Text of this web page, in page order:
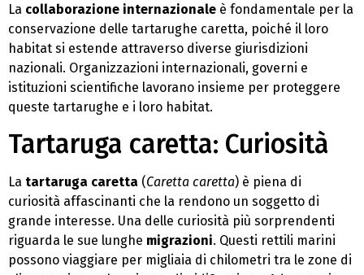
La collaborazione internazionale è fondamentale per la
conservazione delle tartarughe caretta, poiché il loro
habitat si estende attraverso diverse giurisdizioni
nazionali. Organizzazioni internazionali, governi e
istituzioni scientifiche lavorano insieme per proteggere
queste tartarughe e i loro habitat.
Tartaruga caretta: Curiosità
La tartaruga caretta (Caretta caretta) è piena di
curiosità affascinanti che la rendono un soggetto di
grande interesse. Una delle curiosità più sorprendenti
riguarda le sue lunghe migrazioni. Questi rettili marini
possono viaggiare per migliaia di chilometri tra le zone di